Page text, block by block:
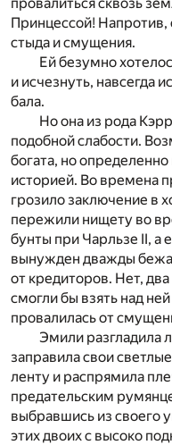
Принцессой! Напротив,
стыда и смущения.
Ей безумно
и исчезнуть, навсегда
бала.
Но она из рода
подобной слабости.
богата, но
историей. Во времена
грозило заключение в
пережили нищету во
бунты при Чарльзе II, а
вынужден дважды
от кредиторов. Нет,
смогли бы взять над
провалилась от
Эмили разгладила
заправила свои
ленту и распрямила
предательским
выбравшись из своего
этих двоих с высоко